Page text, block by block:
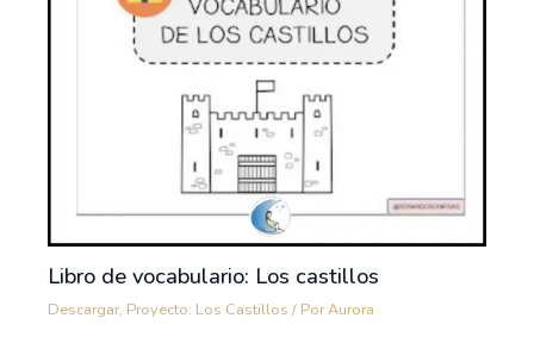
Libro de vocabulario: Los castillos
Descargar, Proyecto: Los Castillos / PorAurora